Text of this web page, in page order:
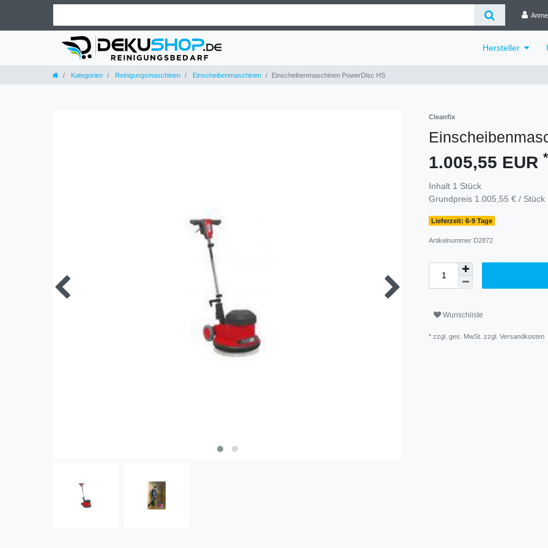
Hersteller
Kategorien Reinigungsmaschinen Einscheibenmaschinen Einscheibenmaschinen PowerDisc HS
Cleanfix
1.005,55 EUR *
Inhalt 1 Stück
Grundpreis 1.005,55 € / Stück
Lieferzeit: 6-9 Tage
Artikelnummer D2872
Wunschliste
* zzgl. ges. MwSt. zzgl. Versandkosten